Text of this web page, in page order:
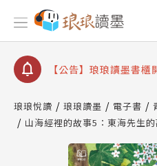
【公告】因 Readmoo
停部分閱讀服務
【公告】琅琅讀墨數位
【公告】琅琅讀墨書櫃
請圖文教學
【公告】琅琅書店服務
查詢
【公告】因 Readmoo
停部分閱讀服務
琅琅悅讀 琅琅讀墨 電子書
山海經裡的故事5：東海先生